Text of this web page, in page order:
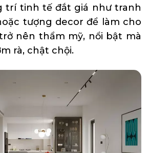
trí tinh tế đắt giá như tranh
tượng decor để làm cho
nên thẩm mỹ, nổi bật mà
rà, chật chội.